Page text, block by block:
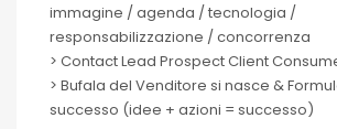
immagine / agenda / tecnologia /
responsabilizzazione / concorrenza
> Contact Lead Prospect Client
> Bufala del Venditore si nasce &
successo (idee + azioni = successo)